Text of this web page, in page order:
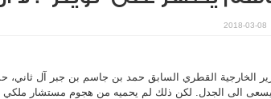
2018-03-08
الخارجية القطري السابق حمد بن جاسم بن جبر آل ثاني،
يسعى الى الجدل. لكن ذلك لم يحميه من هجوم مستشار ملكي